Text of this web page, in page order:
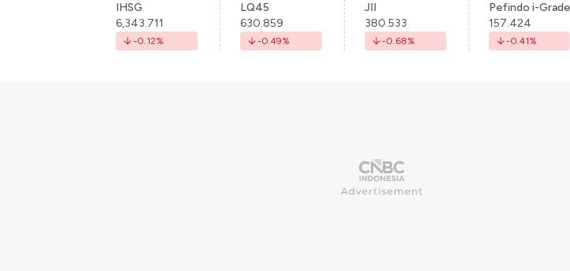
IHSG
6,343.711
-0.12%
LQ45
630.859
-0.49%
JII
380.533
-0.68%
Pefindo i-Grade
157.424
-0.41%